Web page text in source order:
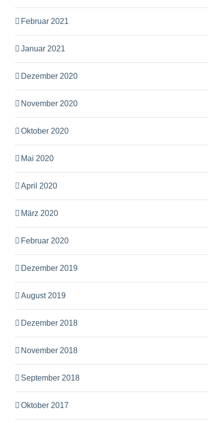
Februar 2021
Januar 2021
Dezember 2020
November 2020
Oktober 2020
Mai 2020
April 2020
März 2020
Februar 2020
Dezember 2019
August 2019
Dezember 2018
November 2018
September 2018
Oktober 2017